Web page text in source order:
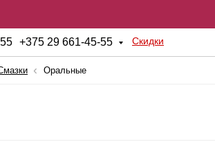
+375 29 661-45-55 Скидки
Оральные